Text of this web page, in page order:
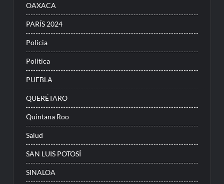
OAXACA
PARÍS 2024
Policia
Politica
PUEBLA
QUERÉTARO
Quintana Roo
Salud
SAN LUIS POTOSÍ
SINALOA